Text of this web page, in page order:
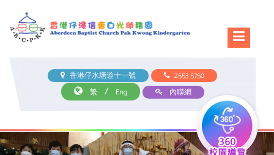
香港仔水塘道十一號
2553 5750
繁
/ Eng 內聯網